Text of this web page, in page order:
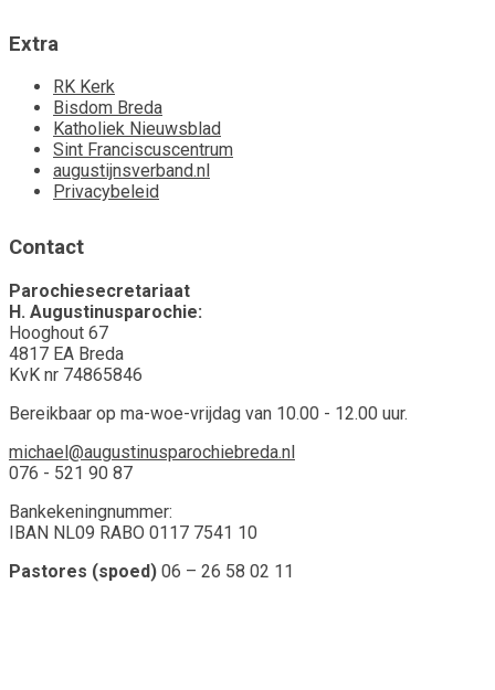
Extra
RK Kerk
Bisdom Breda
Katholiek Nieuwsblad
Sint Franciscuscentrum
augustijnsverband.nl
Privacybeleid
Contact
Parochiesecretariaat
H. Augustinusparochie:
Hooghout 67
4817 EA Breda
KvK nr 74865846
Bereikbaar op ma-woe-vrijdag van 10.00 - 12.00 uur.
michael@augustinusparochiebreda.nl
076 - 521 90 87
Bankekeningnummer:
IBAN NL09 RABO 0117 7541 10
Pastores (spoed) 06 – 26 58 02 11